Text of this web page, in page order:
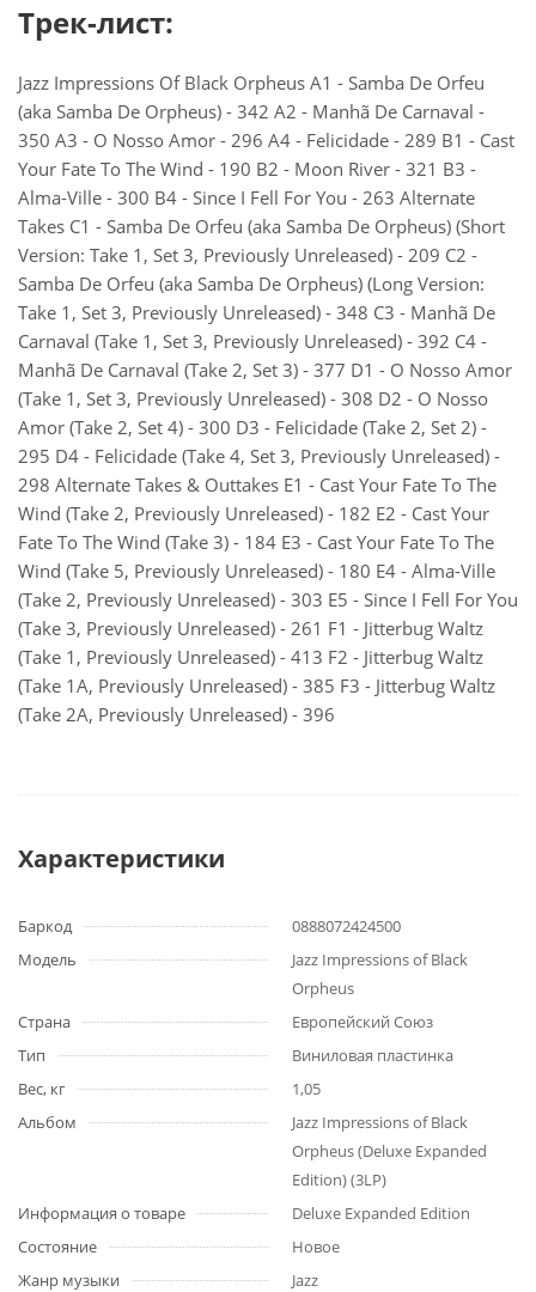
Трек-лист:
Jazz Impressions Of Black Orpheus A1 - Samba De Orfeu
(aka Samba De Orpheus) - 342 A2 - Manhã De Carnaval -
350 A3 - O Nosso Amor - 296 A4 - Felicidade - 289 B1 - Cast
Your Fate To The Wind - 190 B2 - Moon River - 321 B3 -
Alma-Ville - 300 B4 - Since I Fell For You - 263 Alternate
Takes C1 - Samba De Orfeu (aka Samba De Orpheus) (Short
Version: Take 1, Set 3, Previously Unreleased) - 209 C2 -
Samba De Orfeu (aka Samba De Orpheus) (Long Version:
Take 1, Set 3, Previously Unreleased) - 348 C3 - Manhã De
Carnaval (Take 1, Set 3, Previously Unreleased) - 392 C4 -
Manhã De Carnaval (Take 2, Set 3) - 377 D1 - O Nosso Amor
(Take 1, Set 3, Previously Unreleased) - 308 D2 - O Nosso
Amor (Take 2, Set 4) - 300 D3 - Felicidade (Take 2, Set 2) -
295 D4 - Felicidade (Take 4, Set 3, Previously Unreleased) -
298 Alternate Takes & Outtakes E1 - Cast Your Fate To The
Wind (Take 2, Previously Unreleased) - 182 E2 - Cast Your
Fate To The Wind (Take 3) - 184 E3 - Cast Your Fate To The
Wind (Take 5, Previously Unreleased) - 180 E4 - Alma-Ville
(Take 2, Previously Unreleased) - 303 E5 - Since I Fell For You
(Take 3, Previously Unreleased) - 261 F1 - Jitterbug Waltz
(Take 1, Previously Unreleased) - 413 F2 - Jitterbug Waltz
(Take 1A, Previously Unreleased) - 385 F3 - Jitterbug Waltz
(Take 2A, Previously Unreleased) - 396
Характеристики
Баркод
0888072424500
Модель
Jazz Impressions of Black
Orpheus
Страна
Европейский Союз
Тип
Виниловая пластинка
Вес, кг
1,05
Альбом
Jazz Impressions of Black
Orpheus (Deluxe Expanded
Edition) (3LP)
Информация о товаре
Deluxe Expanded Edition
Состояние
Новое
Жанр музыки
Jazz